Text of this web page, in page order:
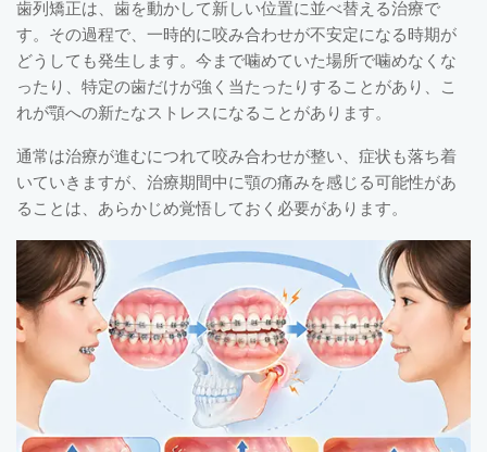
歯列矯正は、歯を動かして新しい位置に並べ替える治療で
す。その過程で、一時的に咬み合わせが不安定になる時期が
どうしても発生します。今まで噛めていた場所で噛めなくな
ったり、特定の歯だけが強く当たったりすることがあり、こ
れが顎への新たなストレスになることがあります。
通常は治療が進むにつれて咬み合わせが整い、症状も落ち着
いていきますが、治療期間中に顎の痛みを感じる可能性があ
ることは、あらかじめ覚悟しておく必要があります。